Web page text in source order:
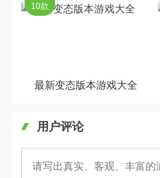
最新变态版本游戏大全
10款
用户评论